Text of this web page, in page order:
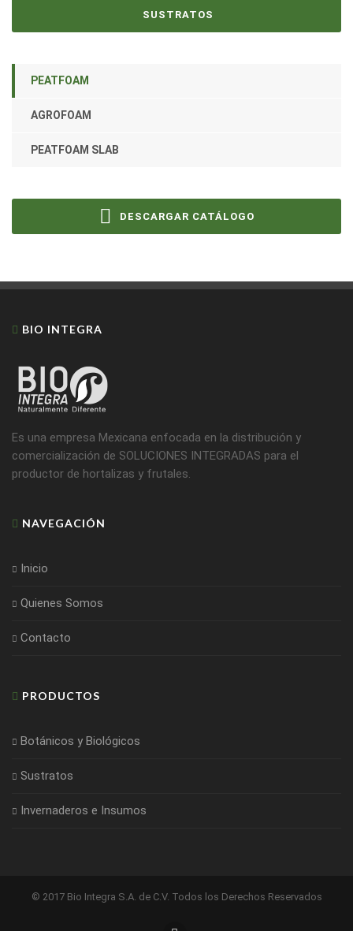
SUSTRATOS
PEATFOAM
AGROFOAM
PEATFOAM SLAB
DESCARGAR CATÁLOGO
BIO INTEGRA
Es una empresa Mexicana enfocada en la distribución y
comercialización de SOLUCIONES INTEGRADAS para el
productor de hortalizas y frutales.
NAVEGACIÓN
Inicio
Quienes Somos
Contacto
PRODUCTOS
Botánicos y Biológicos
Sustratos
Invernaderos e Insumos
© 2017 Bio Integra S.A. de C.V. Todos los Derechos Reservados